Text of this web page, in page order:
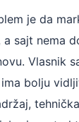
je da
a sajt nema
Vlasnik
bolju